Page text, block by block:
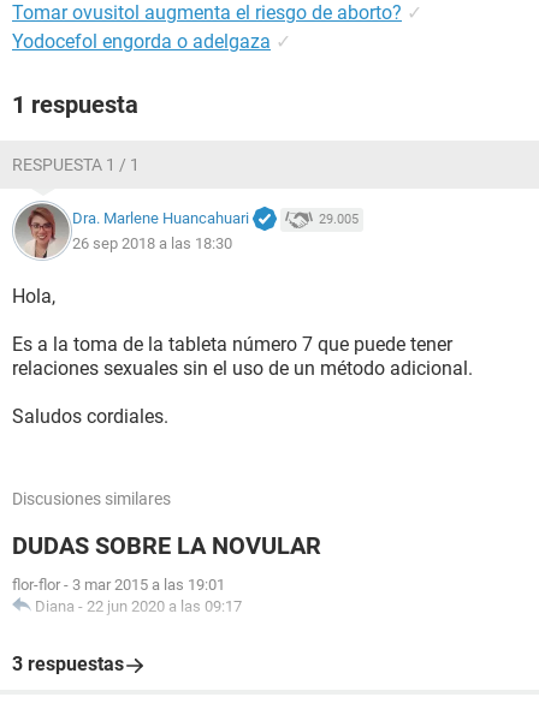
Tomar ovusitol augmenta el riesgo de aborto? ✓
Yodocefol engorda o adelgaza ✓
1 respuesta
RESPUESTA 1 / 1
Dra. Marlene Huancahuari 29.005
26 sep 2018 a las 18:30
Hola,
Es a la toma de la tableta número 7 que puede tener
relaciones sexuales sin el uso de un método adicional.
Saludos cordiales.
Discusiones similares
DUDAS SOBRE LA NOVULAR
flor-flor - 3 mar 2015 a las 19:01
Diana - 22 jun 2020 a las 09:17
3 respuestas